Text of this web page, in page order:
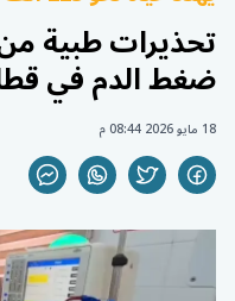
تحذيرات طبية
ضغط الدم في
18 مايو 2026 08:44 م